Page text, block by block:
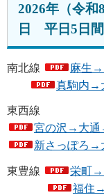
2026年（令和
日 平日5日
南北線
麻生→
真駒内→
東西線
宮の沢→大通
新さっぽろ→
東豊線
栄町→
福住→